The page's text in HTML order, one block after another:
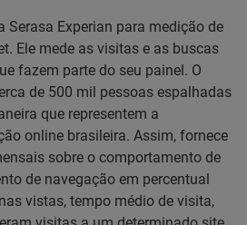
Serasa Experian para medição de
Ele mede as visitas e as buscas
fazem parte do seu painel. O
de 500 mil pessoas espalhadas
que representem a
online brasileira. Assim, fornece
sobre o comportamento de
de navegação em percentual
vistas, tempo médio de visita,